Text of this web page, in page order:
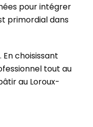
pour intégrer
primordial dans
choisissant
tout au
au Loroux-